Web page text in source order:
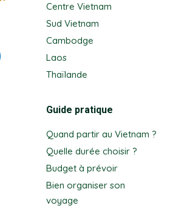
Centre Vietnam
Sud Vietnam
Cambodge
Laos
Thaïlande
Guide pratique
Quand partir au Vietnam ?
Quelle durée choisir ?
Budget à prévoir
Bien organiser son
voyage